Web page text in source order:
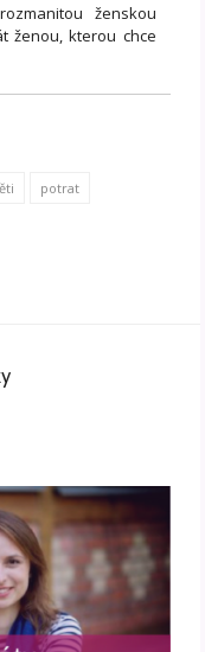
ženskou
ženou, kterou chce
potrat